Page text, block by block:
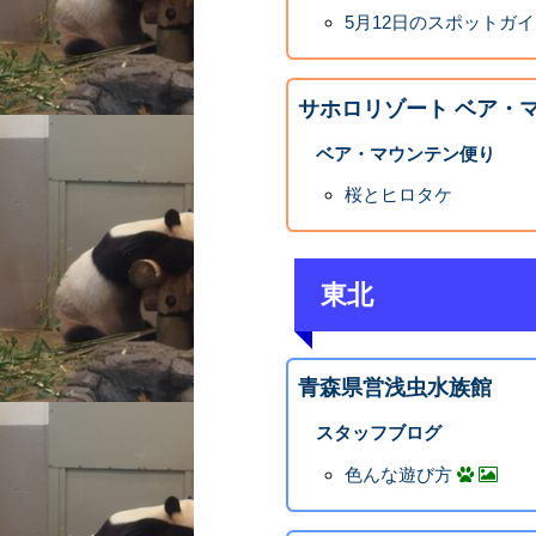
5月12日のスポットガ
サホロリゾート ベア・
ベア・マウンテン便り
桜とヒロタケ
東北
青森県営浅虫水族館
スタッフブログ
色んな遊び方